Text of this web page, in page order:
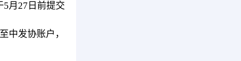
5月27日前提交
中发协账户，